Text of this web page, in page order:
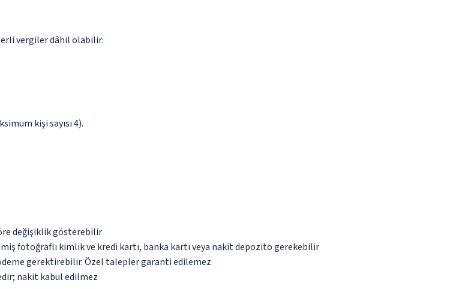
vergiler dâhil olabilir:
kişi sayısı 4).
değişiklik gösterebilir
fotoğraflı kimlik ve kredi kartı, banka kartı veya nakit depozito gerekebilir
gerektirebilir. Özel talepler garanti edilemez
nakit kabul edilmez